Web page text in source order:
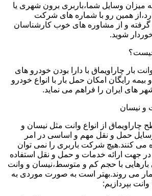
میزان وسایل شما،باربری برون شهری یا
همین رو با شماره های شرکت
تماس گرفته و از مشاوره های خوب کارشناسان
شوید.
چیست؟
بار چاراویماق با دارا بودن خودرو های
بیمه رایگان امکان حمل بار با انواع خودرو
های ایران را فراهم می نماید.
و نیسان
چاراویماق از انواع وانت مثل نیسان و
حمل و نقل مهم و اساسی در امر
می کنند.هیچ شرکت باربری را نمی توان
در جهت ارائه خدمات و حمل و نقل استفاده
بارهایی با حجم کم و متوسط،نیسان و وانت
می روند.بهتر است به صورت موردی به
بپردازیم: